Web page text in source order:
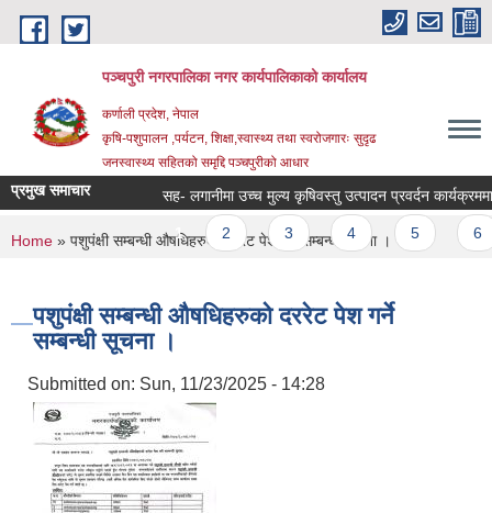
Skip to main content
पञ्चपुरी नगरपालिका नगर कार्यपालिकाको कार्यालय
कर्णाली प्रदेश, नेपाल
कृषि-पशुपालन ,पर्यटन, शिक्षा,स्वास्थ्य तथा स्वरोजगारः सुदृढ
जनस्वास्थ्य सहितको समृद्दि पञ्चपुरीको आधार
प्रमुख समाचार सह- लगानीमा उच्च मुल्य कृषिवस्तु उत्पादन प्रवर्दन कार्यक्रममा
Pages
1 2 3 4 5
You are here
Home » पशुपंक्षी सम्बन्धी औषधिहरुको दररेट पेश गर्ने सम्बन्धी सूचना ।
पशुपंक्षी सम्बन्धी औषधिहरुको दररेट पेश गर्ने
सम्बन्धी सूचना ।
Submitted on: Sun, 11/23/2025 - 14:28